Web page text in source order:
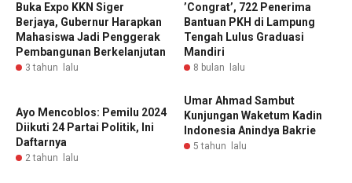
Buka Expo KKN Siger
Berjaya, Gubernur Harapkan
Mahasiswa Jadi Penggerak
Pembangunan Berkelanjutan
3 tahun lalu
‎’Congrat’, 722 Penerima
Bantuan PKH di Lampung
Tengah Lulus Graduasi
Mandiri
8 bulan lalu
Ayo Mencoblos: Pemilu 2024
Diikuti 24 Partai Politik, Ini
Daftarnya
2 tahun lalu
Umar Ahmad Sambut
Kunjungan Waketum Kadin
Indonesia Anindya Bakrie
5 tahun lalu